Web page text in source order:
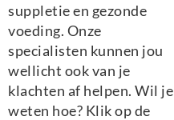
suppletie en gezonde
voeding. Onze
specialisten kunnen jou
wellicht ook van je
klachten af helpen. Wil je
weten hoe? Klik op de